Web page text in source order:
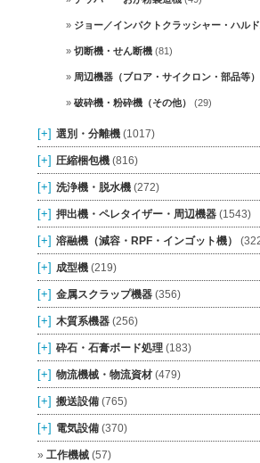
ジョー／インパクトクラッシャー・ハル
切断機・せん断機 (81)
周辺機器（ブロア・サイクロン・部品等）
破砕機・粉砕機（その他） (29)
[+] 選別・分離機 (1017)
[+] 圧縮梱包機 (816)
[+] 洗浄機・脱水機 (272)
[+] 押出機・ペレタイザー・周辺機器 (1543)
[+] 溶融機（減容・RPF・インゴット機）
[+] 成型機 (219)
[+] 金属スクラップ機器 (356)
[+] 木質系機器 (256)
[+] 砕石・石膏ボード処理 (183)
[+] 物流機械・物流資材 (479)
[+] 搬送設備 (765)
[+] 電気設備 (370)
工作機械 (57)